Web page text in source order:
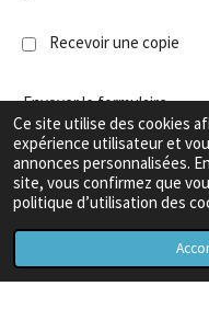
Ce site utilise des cookies
expérience utilisateur et
annonces personnalisées.
site, vous confirmez que
politique d’utilisation des
Recevoir une copie
Envoyer le formulaire
F
a
c
e
o
W
h
a
t
A
X
Y
o
u
T
b
Téléphone